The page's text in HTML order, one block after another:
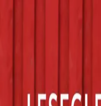
Hopp til hovedinnhold
Utgivelseskalender